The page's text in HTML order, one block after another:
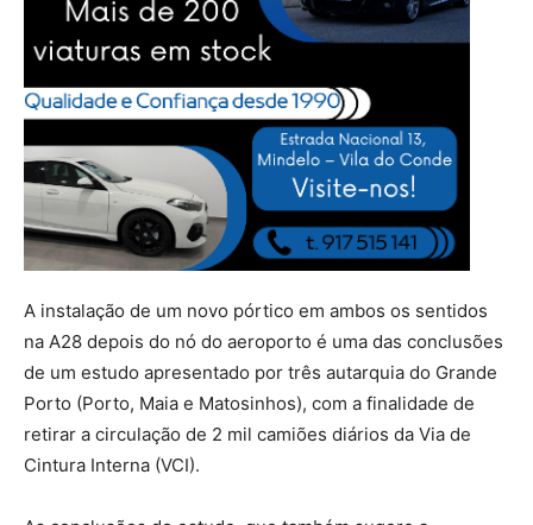
A instalação de um novo pórtico em ambos os sentidos
na A28 depois do nó do aeroporto é uma das conclusões
de um estudo apresentado por três autarquia do Grande
Porto (Porto, Maia e Matosinhos), com a finalidade de
retirar a circulação de 2 mil camiões diários da Via de
Cintura Interna (VCI).